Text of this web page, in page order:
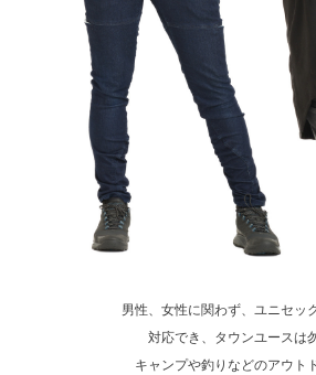
男性、女性に関わず、ユニセッ
対応でき、タウンユースは
キャンプや釣りなどのアウト